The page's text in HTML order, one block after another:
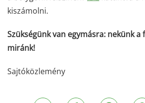
kiszámolni.
Szükségünk van egymásra: nekünk a
miránk!
Sajtóközlemény